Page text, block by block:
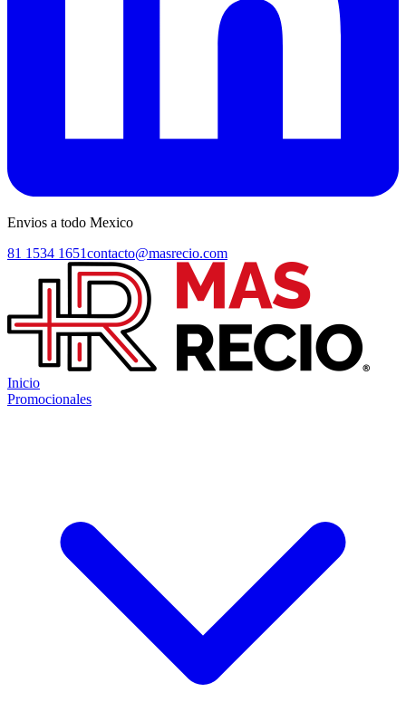
Envios a todo Mexico
81 1534 1651contacto@masrecio.com
Inicio
Promocionales